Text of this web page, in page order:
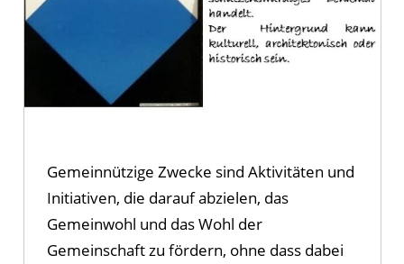
Gemeinnützige Zwecke sind Aktivitäten und
Initiativen, die darauf abzielen, das
Gemeinwohl und das Wohl der
Gemeinschaft zu fördern, ohne dass dabei